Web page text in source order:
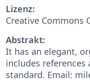
Lizenz:
Creative Commons
Abstrakt:
It has an elegant,
includes
standard. Email: